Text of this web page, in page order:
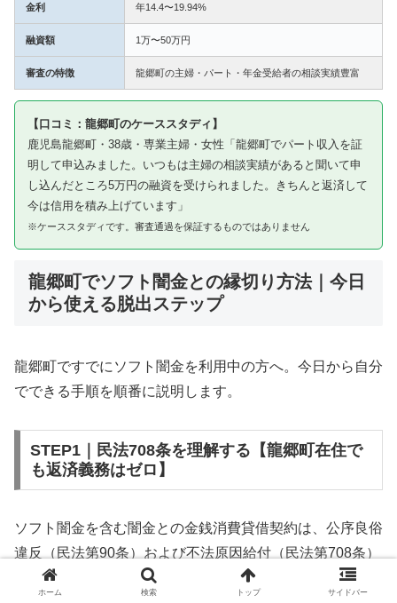
金利 年14.4〜19.94%
融資額 1万〜50万円
審査の特徴 龍郷町の主婦・パート・年金受給者の相談実績豊富
【口コミ：龍郷町のケーススタディ】
鹿児島龍郷町・38歳・専業主婦・女性「龍郷町でパート収入を証
明して申込みました。いつもは主婦の相談実績があると聞いて申
し込んだところ5万円の融資を受けられました。きちんと返済して
今は信用を積み上げています」
※ケーススタディです。審査通過を保証するものではありません
龍郷町でソフト闇金との縁切り方法｜今日
から使える脱出ステップ
龍郷町ですでにソフト闇金を利用中の方へ。今日から自分
でできる手順を順番に説明します。
STEP1｜民法708条を理解する【龍郷町在住で
も返済義務はゼロ】
ソフト闇金を含む闇金との金銭消費貸借契約は、公序良俗
違反（民法第90条）および不法原因給付（民法第708条）
に該当するため、法的には無効です。龍郷町在住であって
ホーム 検索 トップ サイドバー